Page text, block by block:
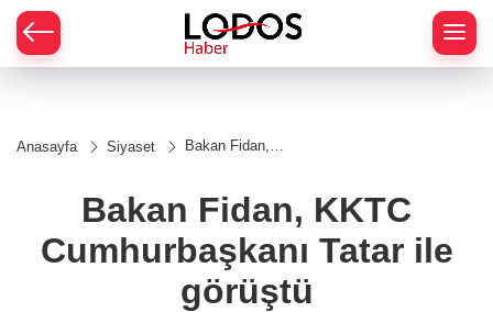
Anasayfa Siyaset
Bakan Fidan,
Tatar ile
görüştü
Bakan Fidan, KKTC
Cumhurbaşkanı Tatar ile
görüştü